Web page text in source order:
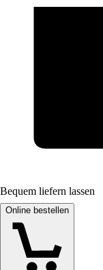
Bequem liefern lassen
Online bestellen